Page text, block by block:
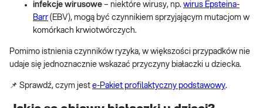
infekcje wirusowe – niektóre wirusy, np. wirus Epsteina-
Barr (EBV), mogą być czynnikiem sprzyjającym mutacjom w
komórkach krwiotwórczych.
Pomimo istnienia czynników ryzyka, w większości przypadków nie
udaje się jednoznacznie wskazać przyczyny białaczki u dziecka.
📌 Sprawdź, czym jest e-Pakiet profilaktyczny podstawowy.